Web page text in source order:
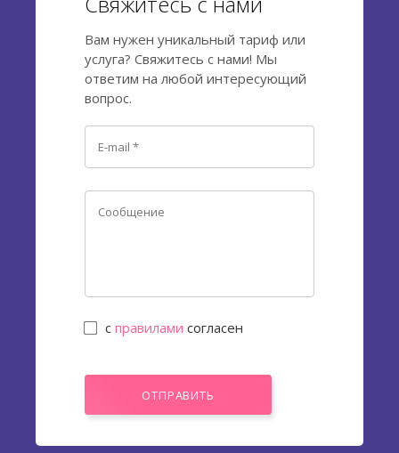
Вам нужен уникальный тариф или
услуга? Свяжитесь с нами! Мы
ответим на любой интересующий
вопрос.
с правилами согласен